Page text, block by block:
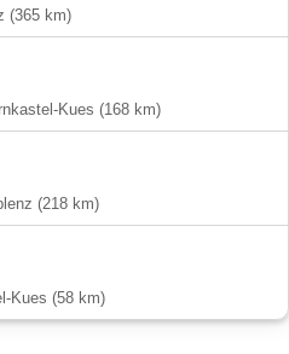
(365 km)
Kues (168 km)
(218 km)
Kues (58 km)